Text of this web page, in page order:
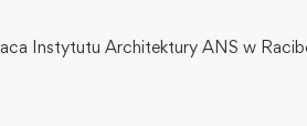
Instytutu Architektury ANS w